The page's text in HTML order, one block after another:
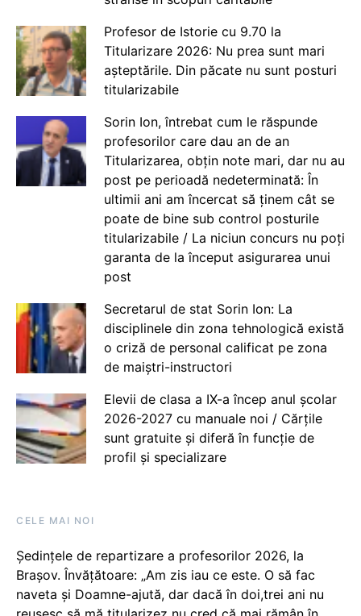
Profesor de Istorie cu 9.70 la
Titularizare 2026: Nu prea sunt mari
așteptările. Din păcate nu sunt posturi
titularizabile
Sorin Ion, întrebat cum le răspunde
profesorilor care dau an de an
Titularizarea, obțin note mari, dar nu au
post pe perioadă nedeterminată: În
ultimii ani am încercat să ținem cât se
poate de bine sub control posturile
titularizabile / La niciun concurs nu poți
garanta de la început asigurarea unui
post
Secretarul de stat Sorin Ion: La
disciplinele din zona tehnologică există
o criză de personal calificat pe zona
de maiștri-instructori
Elevii de clasa a IX-a încep anul școlar
2026-2027 cu manuale noi / Cărțile
sunt gratuite și diferă în funcție de
profil și specializare
CELE MAI NOI
Ședințele de repartizare a profesorilor 2026, la
Brașov. Învățătoare: „Am zis iau ce este. O să fac
naveta și Doamne-ajută, dar dacă în doi,trei ani nu